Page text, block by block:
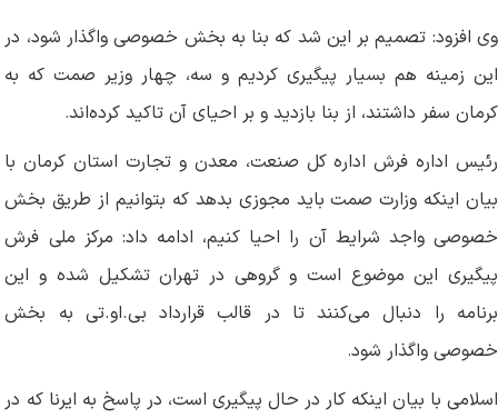
وی افزود: تصمیم بر این شد که بنا به بخش خصوصی واگذار شود، در
این زمینه هم بسیار پیگیری کردیم و سه، چهار وزیر صمت که به
کرمان سفر داشتند، از بنا بازدید و بر احیای آن تاکید کرده‌اند.
رئیس اداره فرش اداره کل صنعت، معدن و تجارت استان کرمان با
بیان اینکه وزارت صمت باید مجوزی بدهد که بتوانیم از طریق بخش
خصوصی واجد شرایط آن را احیا کنیم، ادامه داد: مرکز ملی فرش
پیگیری این موضوع است و گروهی در تهران تشکیل شده و این
برنامه را دنبال می‌کنند تا در قالب قرارداد بی.او.تی به بخش
خصوصی واگذار شود.
اسلامی با بیان اینکه کار در حال پیگیری است، در پاسخ به ایرنا که در